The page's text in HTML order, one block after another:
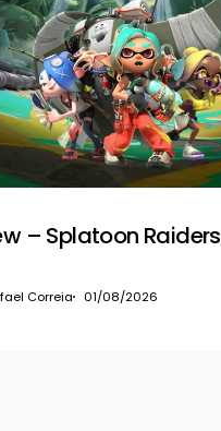
– Splatoon Raiders
Correia 01/08/2026